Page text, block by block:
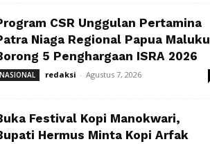
CSR Unggulan Pertamina
Niaga Regional Papua Maluku
5 Penghargaan ISRA 2026
NASIONAL redaksi - Agustus 7, 2026
Festival Kopi Manokwari,
Hermus Minta Kopi Arfak